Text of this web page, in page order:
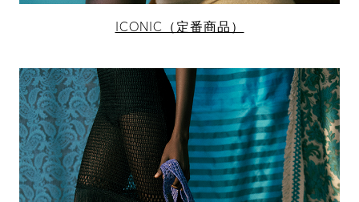
ICONIC（定番商品）